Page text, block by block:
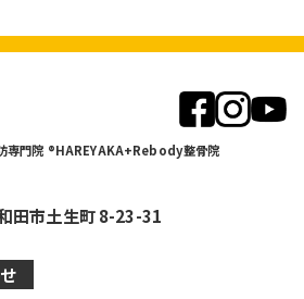
専門院 ®HAREYAKA+Rebody整骨院
田市土生町 8-23-31